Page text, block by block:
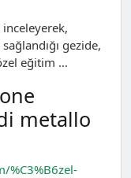
gezide,
eğitim …
metallo